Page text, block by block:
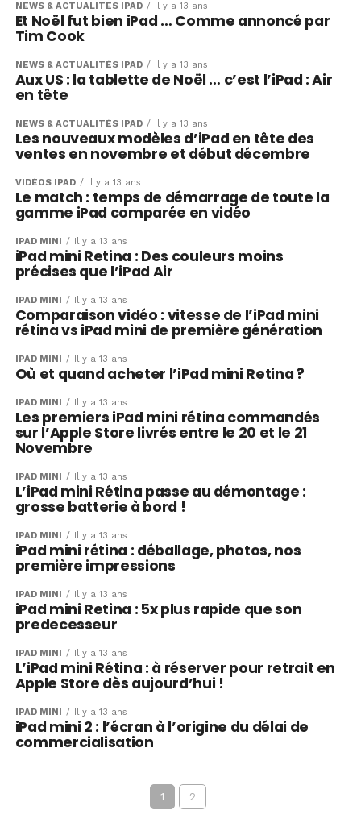
NEWS & ACTUALITÉS IPAD Il y a 13 ans
Et Noël fut bien iPad … Comme annoncé par
Tim Cook
NEWS & ACTUALITÉS IPAD Il y a 13 ans
Aux US : la tablette de Noël … c’est l’iPad : Air
en tête
NEWS & ACTUALITÉS IPAD Il y a 13 ans
Les nouveaux modèles d’iPad en tête des
ventes en novembre et début décembre
VIDÉOS IPAD Il y a 13 ans
Le match : temps de démarrage de toute la
gamme iPad comparée en vidéo
IPAD MINI Il y a 13 ans
iPad mini Retina : Des couleurs moins
précises que l’iPad Air
IPAD MINI Il y a 13 ans
Comparaison vidéo : vitesse de l’iPad mini
rétina vs iPad mini de première génération
IPAD MINI Il y a 13 ans
Où et quand acheter l’iPad mini Retina ?
IPAD MINI Il y a 13 ans
Les premiers iPad mini rétina commandés
sur l’Apple Store livrés entre le 20 et le 21
Novembre
IPAD MINI Il y a 13 ans
L’iPad mini Rétina passe au démontage :
grosse batterie à bord !
IPAD MINI Il y a 13 ans
iPad mini rétina : déballage, photos, nos
première impressions
IPAD MINI Il y a 13 ans
iPad mini Retina : 5x plus rapide que son
predecesseur
IPAD MINI Il y a 13 ans
L’iPad mini Rétina : à réserver pour retrait en
Apple Store dès aujourd’hui !
IPAD MINI Il y a 13 ans
iPad mini 2 : l’écran à l’origine du délai de
commercialisation
1 2